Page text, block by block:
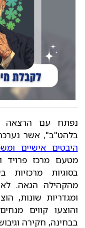
נפתח עם
בלהט"ב", אשר
היבטים אישיים
מטעם מרכז פרויד
בסוגיות
מהקהילה הגאה.
ומגדריות שונות,
והוצעו קווים
בבחינה, חקירה